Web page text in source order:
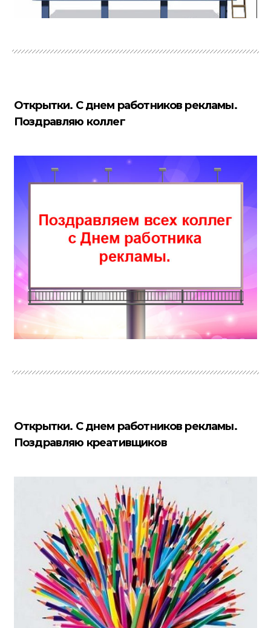
Открытки. С днем работников рекламы.
Поздравляю коллег
Открытки. С днем работников рекламы.
Поздравляю креативщиков